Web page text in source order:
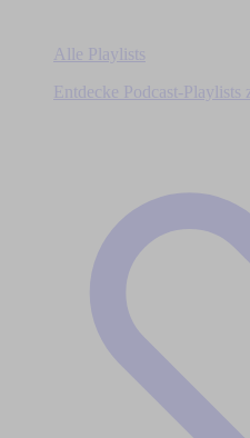
Alle Playlists
Entdecke Podcast-